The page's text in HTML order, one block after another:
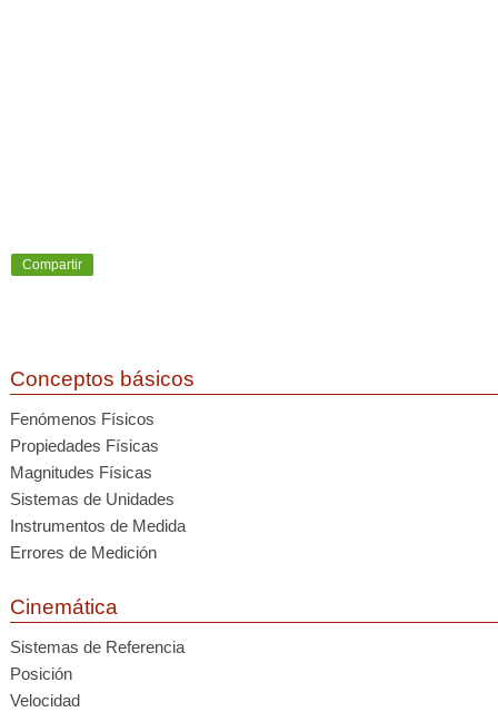
Compartir
Conceptos básicos
Fenómenos Físicos
Propiedades Físicas
Magnitudes Físicas
Sistemas de Unidades
Instrumentos de Medida
Errores de Medición
Cinemática
Sistemas de Referencia
Posición
Velocidad